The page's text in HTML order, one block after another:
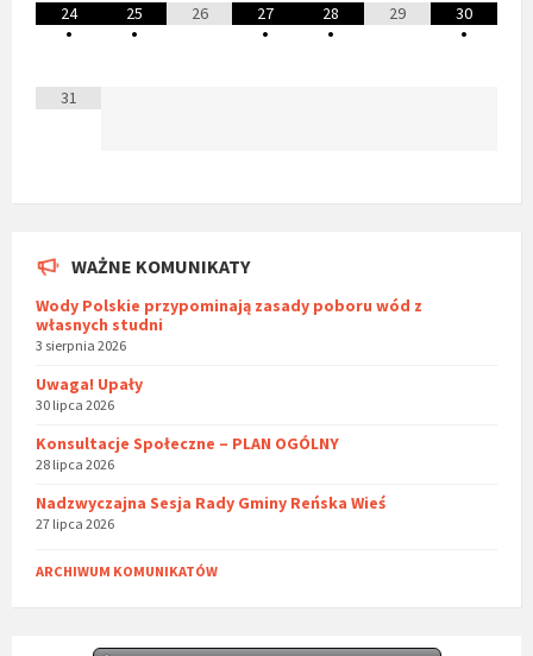
24
•
25
•
26
27
•
28
•
29
30
•
31
WAŻNE KOMUNIKATY
Wody Polskie przypominają zasady poboru wód z
własnych studni
3 sierpnia 2026
Uwaga! Upały
30 lipca 2026
Konsultacje Społeczne – PLAN OGÓLNY
28 lipca 2026
Nadzwyczajna Sesja Rady Gminy Reńska Wieś
27 lipca 2026
ARCHIWUM KOMUNIKATÓW